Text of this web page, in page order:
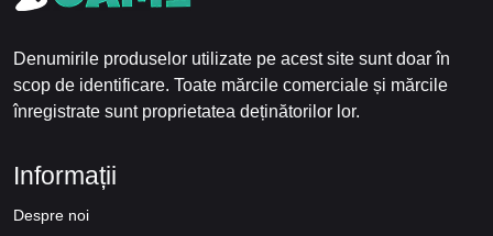
Denumirile produselor utilizate pe acest site sunt doar în
scop de identificare. Toate mărcile comerciale și mărcile
înregistrate sunt proprietatea deținătorilor lor.
Informații
Despre noi